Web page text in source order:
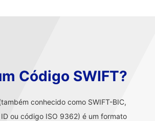
Código SWIFT?
conhecido como SWIFT-BIC,
ou código ISO 9362) é um formato